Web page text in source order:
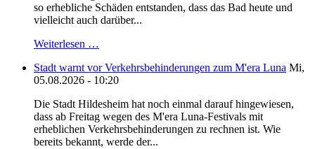
so erhebliche Schäden entstanden, dass das Bad heute und
vielleicht auch darüber...
Weiterlesen …
Stadt warnt vor Verkehrsbehinderungen zum M'era Luna Mi,
05.08.2026 - 10:20
Die Stadt Hildesheim hat noch einmal darauf hingewiesen,
dass ab Freitag wegen des M'era Luna-Festivals mit
erheblichen Verkehrsbehinderungen zu rechnen ist. Wie
bereits bekannt, werde der...